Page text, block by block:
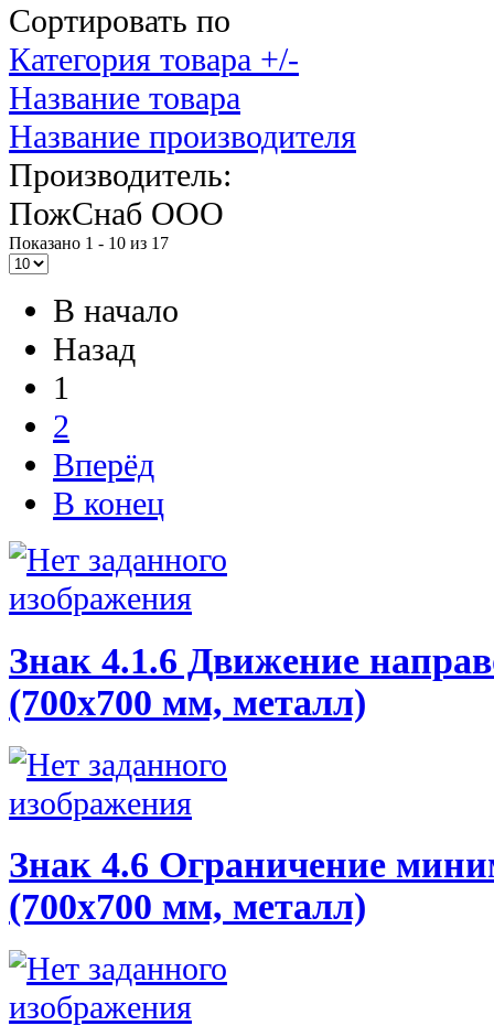
Сортировать по
Категория товара +/-
Название товара
Название производителя
Производитель:
ПожСнаб ООО
Показано 1 - 10 из 17
В начало
Назад
1
2
Вперёд
В конец
Знак 4.1.6 Движение
(700х700 мм, металл)
Знак 4.6 Ограничение
(700х700 мм, металл)